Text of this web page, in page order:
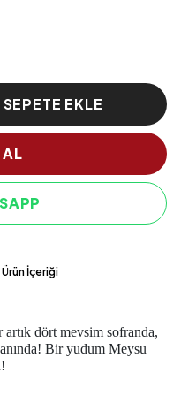
SEPETE EKLE
AL
Ürün İçeriği
dört mevsim sofranda,
Bir yudum Meysu